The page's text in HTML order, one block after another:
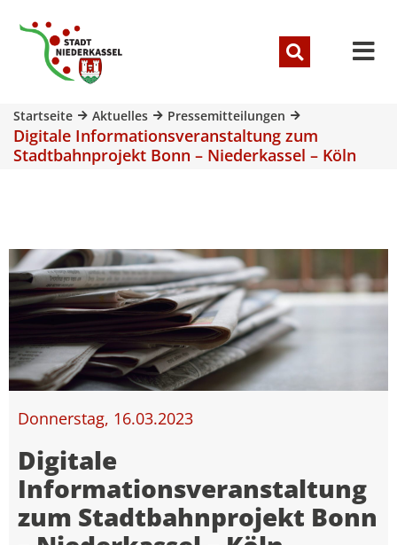
Startseite Aktuelles Pressemitteilungen
Digitale Informationsveranstaltung zum
Stadtbahnprojekt Bonn – Niederkassel – Köln
Donnerstag, 16.03.2023
Digitale
Informationsveranstaltung
zum Stadtbahnprojekt Bonn